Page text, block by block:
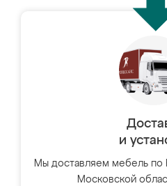
и
Мы доставляем мебель по
Московской